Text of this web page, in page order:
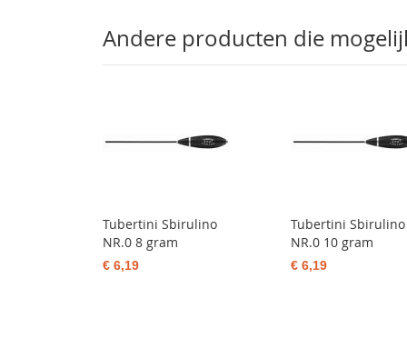
Andere producten die
Tubertini Sbirulino
NR.0 8 gram
€ 6,19
Tubertini Sbirulino
NR.0 10 gram
€ 6,19